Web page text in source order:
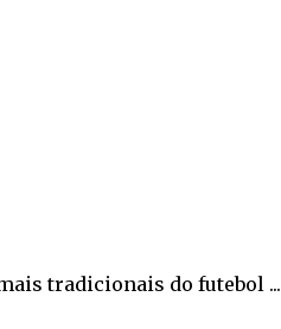
tradicionais do futebol ...